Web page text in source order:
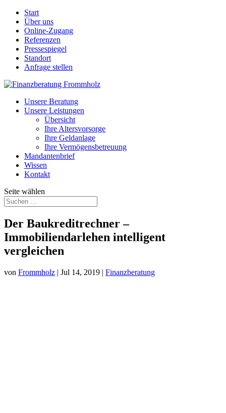
Start
Über uns
Online-Zugang
Referenzen
Pressespiegel
Standort
Anfrage stellen
Unsere Beratung
Unsere Leistungen
Übersicht
Ihre Altersvorsorge
Ihre Geldanlage
Ihre Vermögensbetreuung
Mandantenbrief
Wissen
Kontakt
Seite wählen
Der Baukreditrechner –
Immobiliendarlehen intelligent
vergleichen
von Frommholz | Jul 14, 2019 | Finanzberatung